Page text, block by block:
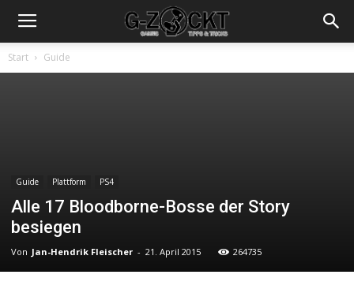
Start Guide
Guide Plattform PS4
Alle 17 Bloodborne-Bosse der Story
besiegen
Von Jan-Hendrik Fleischer - 21. April 2015 264735